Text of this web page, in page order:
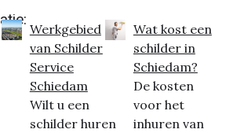
Werkgebied
van Schilder
Service
Schiedam
Wilt u een
schilder huren
Wat kost een
schilder in
Schiedam?
De kosten
voor het
inhuren van